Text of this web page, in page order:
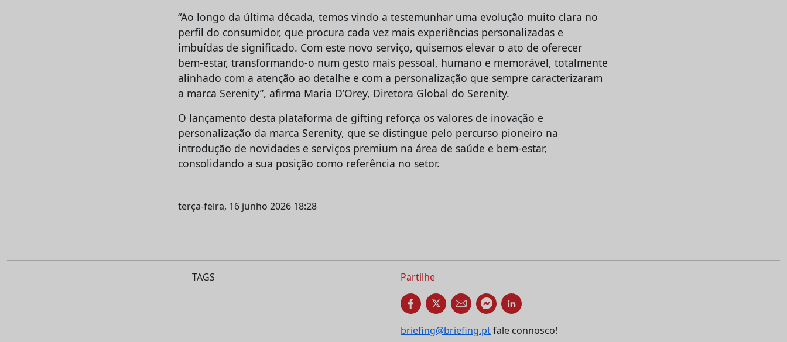
“Ao longo da última década, temos vindo a testemunhar uma evolução muito clara no
perfil do consumidor, que procura cada vez mais experiências personalizadas e
imbuídas de significado. Com este novo serviço, quisemos elevar o ato de oferecer
bem-estar, transformando-o num gesto mais pessoal, humano e memorável, totalmente
alinhado com a atenção ao detalhe e com a personalização que sempre caracterizaram
a marca Serenity”, afirma Maria D’Orey, Diretora Global do Serenity.
O lançamento desta plataforma de gifting reforça os valores de inovação e
personalização da marca Serenity, que se distingue pelo percurso pioneiro na
introdução de novidades e serviços premium na área de saúde e bem-estar,
consolidando a sua posição como referência no setor.
terça-feira, 16 junho 2026 18:28
TAGS Partilhe
briefing@briefing.ptfale connosco!